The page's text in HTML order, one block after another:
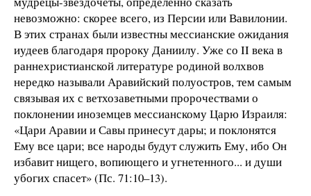
невозможно: скорее всего, из Персии или Вавилонии.
В этих странах были известны мессианские ожидания
иудеев благодаря пророку Даниилу. Уже со II века в
раннехристианской литературе родиной волхвов
нередко называли Аравийский полуостров, тем самым
связывая их с ветхозаветными пророчествами о
поклонении иноземцев мессианскому Царю Израиля:
«Цари Аравии и Савы принесут дары; и поклонятся
Ему все цари; все народы будут служить Ему, ибо Он
избавит нищего, вопиющего и угнетенного... и души
убогих спасет» (Пс. 71:10–13).